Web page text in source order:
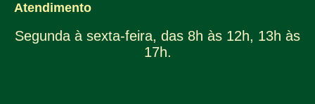
Atendimento
Segunda à sexta-feira, das 8h às 12h, 13h às
17h.